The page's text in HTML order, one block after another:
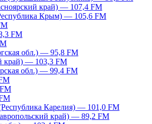
край) — 107,4 FM
Крым) — 105,6 FM
FM
обл.) — 95,8 FM
край) — 103,3 FM
обл.) — 99,4 FM
Карелия) — 101,0 FM
край) — 89,2 FM